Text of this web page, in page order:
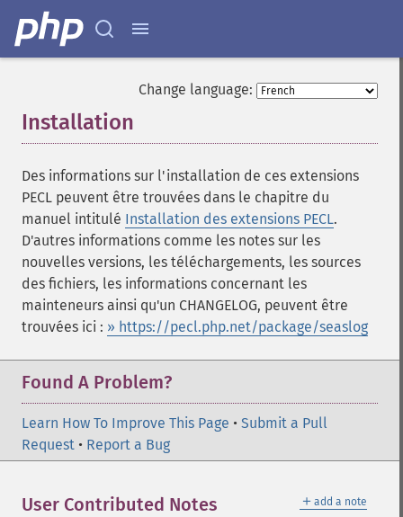
Change language:
Installation
Des informations sur l'installation de ces extensions
PECL peuvent être trouvées dans le chapitre du
manuel intitulé Installation des extensions PECL.
D'autres informations comme les notes sur les
nouvelles versions, les téléchargements, les sources
des fichiers, les informations concernant les
mainteneurs ainsi qu'un CHANGELOG, peuvent être
trouvées ici : » https://pecl.php.net/package/seaslog
Found A Problem?
Learn How To Improve This Page • Submit a Pull
Request • Report a Bug
＋ add a note
User Contributed Notes